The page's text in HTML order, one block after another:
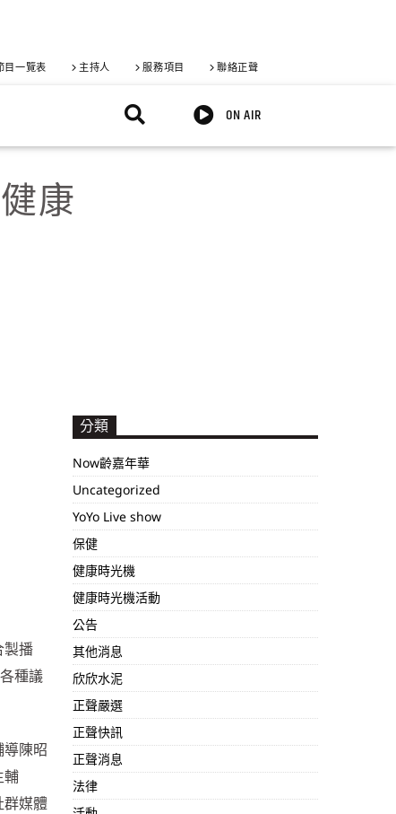
目一覽表 主持人 服務項目 聯絡正聲
ON AIR
康
製播
種議
陳昭
輔
媒體
分類
Now齡嘉年華
Uncategorized
YoYo Live show
保健
健康時光機
健康時光機活動
公告
其他消息
欣欣水泥
正聲嚴選
正聲快訊
正聲消息
法律